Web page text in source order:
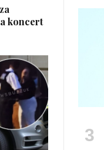
koncert